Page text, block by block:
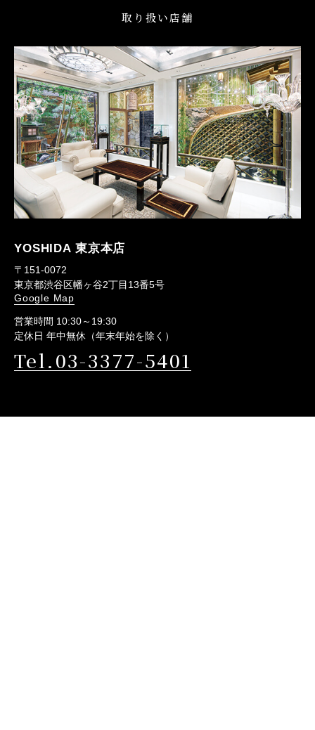
取り扱い店舗
YOSHIDA 東京本店
〒151-0072
東京都渋谷区幡ヶ谷2丁目13番5号
Google Map
営業時間 10:30～19:30
定休日 年中無休（年末年始を除く）
Tel.03-3377-5401